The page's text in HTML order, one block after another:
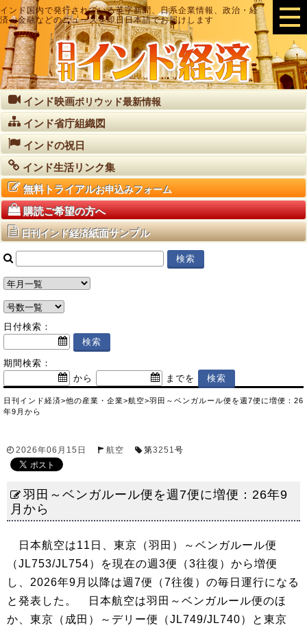
インド国内で発行されている英字新聞、日系企業情報、政治・経
済・金融などのニュースを即日日本語でお届けします
インド映画ボリウッド最新情報
インド省庁組織図
インドの祝日
インド生活リンク集
無料トライアルお申込みフォーム
購読ご希望の方へ
日刊インド経済紙面サンプル
日付検索：
期間検索：
から
までを
日刊インド経済>他の産業・企業>航空>羽田～ベンガルール便を週7便に増便：26
年9月から
2026年06月15日 航空 第3251号
羽田～ベンガルール便を週7便に増便：26年9
月から
日本航空は11日、東京（羽田）～ベンガルール便
（JL753/JL754）を現在の週3便（3往復）から増便
し、2026年9月以降は週7便（7往復）の毎日運行になる
と発表した。 日本航空は羽田～ベンガルール便のほ
か、東京（成田）～デリー便（JL749/JL740）と東京